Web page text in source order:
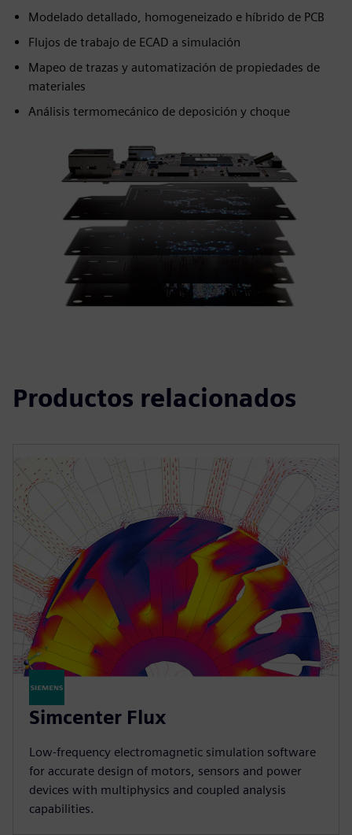
Modelado detallado, homogeneizado e híbrido de PCB
Flujos de trabajo de ECAD a simulación
Mapeo de trazas y automatización de propiedades de
materiales
Análisis termomecánico de deposición y choque
Productos relacionados
Simcenter Flux
Low-frequency electromagnetic simulation software
for accurate design of motors, sensors and power
devices with multiphysics and coupled analysis
capabilities.